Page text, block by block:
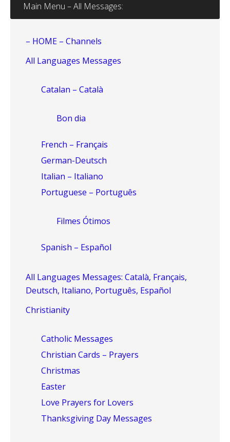
Main Menu – All Messages:
– HOME – Channels
All Languages Messages
Catalan – Català
Bon dia
French – Français
German-Deutsch
Italian – Italiano
Portuguese – Português
Filmes Ótimos
Spanish – Español
All Languages Messages: Català, Français,
Deutsch, Italiano, Português, Español
Christianity
Catholic Messages
Christian Cards – Prayers
Christmas
Easter
Love Prayers for Lovers
Thanksgiving Day Messages